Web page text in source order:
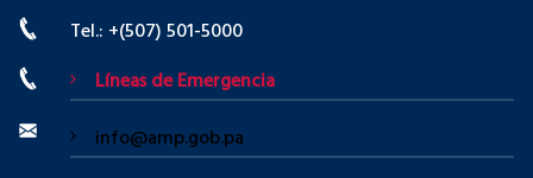
Tel.: +(507) 501-5000
Líneas de Emergencia
info@amp.gob.pa